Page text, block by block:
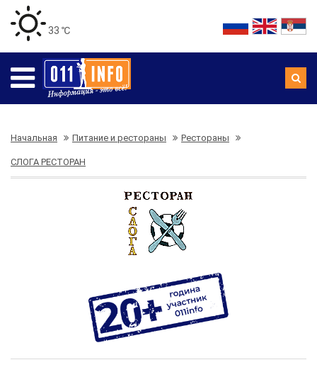
33 ℃
Начальная Питание и рестораны Рестораны
СЛОГА РЕСТОРАН